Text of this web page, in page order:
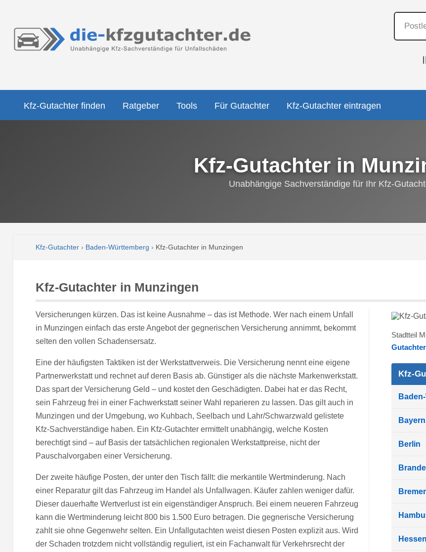
Kfz-Gutachter finden Ratgeber Tools Für Gutachter Kfz-Gutachter eintragen
Kfz-Gutachter in
Unabhängige Sachverständige für Ihr Kfz-
Kfz-Gutachter› Baden-Württemberg › Kfz-Gutachter in Munzingen
Kfz-Gutachter in Munzingen
Versicherungen kürzen. Das ist keine Ausnahme – das ist Methode. Wer nach einem Unfall
in Munzingen einfach das erste Angebot der gegnerischen Versicherung annimmt, bekommt
selten den vollen Schadensersatz.
Eine der häufigsten Taktiken ist der Werkstattverweis. Die Versicherung nennt eine eigene
Partnerwerkstatt und rechnet auf deren Basis ab. Günstiger als die nächste Markenwerkstatt.
Das spart der Versicherung Geld – und kostet den Geschädigten. Dabei hat er das Recht,
sein Fahrzeug frei in einer Fachwerkstatt seiner Wahl reparieren zu lassen. Das gilt auch in
Munzingen und der Umgebung, wo Kuhbach, Seelbach und Lahr/Schwarzwald gelistete
Kfz-Sachverständige haben. Ein Kfz-Gutachter ermittelt unabhängig, welche Kosten
berechtigt sind – auf Basis der tatsächlichen regionalen Werkstattpreise, nicht der
Pauschalvorgaben einer Versicherung.
Der zweite häufige Posten, der unter den Tisch fällt: die merkantile Wertminderung. Nach
einer Reparatur gilt das Fahrzeug im Handel als Unfallwagen. Käufer zahlen weniger dafür.
Dieser dauerhafte Wertverlust ist ein eigenständiger Anspruch. Bei einem neueren Fahrzeug
kann die Wertminderung leicht 800 bis 1.500 Euro betragen. Die gegnerische Versicherung
zahlt sie ohne Gegenwehr selten. Ein Unfallgutachten weist diesen Posten explizit aus. Wird
der Schaden trotzdem nicht vollständig reguliert, ist ein Fachanwalt für Verkehrsrecht der
Stadtteil
Kfz-
Bayern
Berlin
Hessen